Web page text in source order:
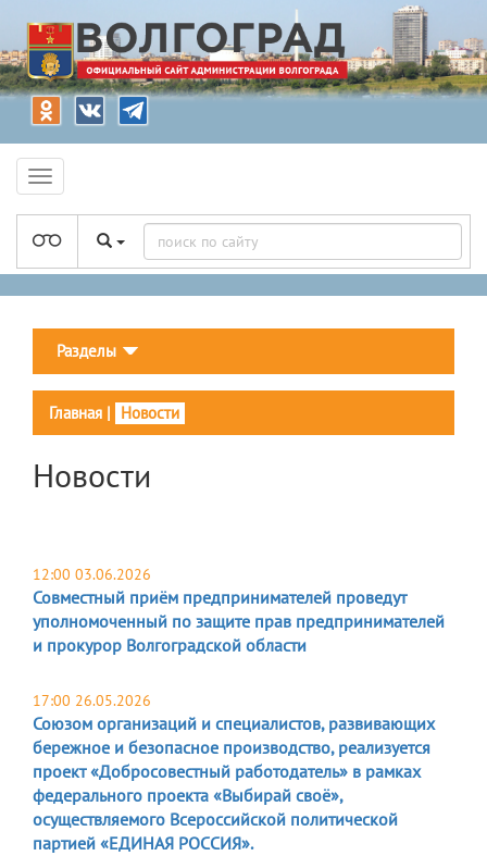
Разделы
Главная | Новости
Новости
12:00 03.06.2026
Совместный приём предпринимателей проведут
уполномоченный по защите прав предпринимателей
и прокурор Волгоградской области
17:00 26.05.2026
Союзом организаций и специалистов, развивающих
бережное и безопасное производство, реализуется
проект «Добросовестный работодатель» в рамках
федерального проекта «Выбирай своё»,
осуществляемого Всероссийской политической
партией «ЕДИНАЯ РОССИЯ».